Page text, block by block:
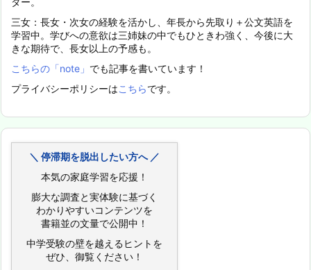
三女：長女・次女の経験を活かし、年長から先取り＋公文英語を
学習中。学びへの意欲は三姉妹の中でもひときわ強く、今後に大
きな期待で、長女以上の予感も。
こちらの「note」 でも記事を書いています！
プライバシーポリシーはこちらです。
＼ 停滞期を脱出したい方へ ／
本気の家庭学習を応援！
膨大な調査と実体験に基づく
わかりやすいコンテンツを
書籍並の文量で公開中！
中学受験の壁を越えるヒントを
ぜひ、御覧ください！